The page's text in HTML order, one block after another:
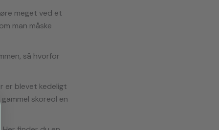
meget ved et
man måske
så hvorfor
er blevet kedeligt
skoreol en